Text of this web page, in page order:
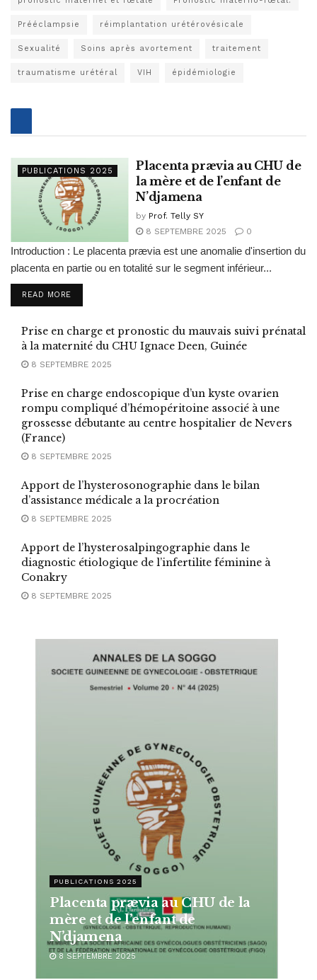
Prééclampsie réimplantation urétérovésicale
Sexualité Soins après avortement traitement
traumatisme urétéral VIH épidémiologie
PUBLICATIONS 2025
Placenta prævia au CHU de
la mère et de l’enfant de
N’djamena
by Prof. Telly SY
8 SEPTEMBRE 2025
0
Introduction : Le placenta prævia est une anomalie d'insertion du
placenta en partie ou en totalité sur le segment inférieur...
READ MORE
Prise en charge et pronostic du mauvais suivi prénatal
à la maternité du CHU Ignace Deen, Guinée
8 SEPTEMBRE 2025
Prise en charge endoscopique d’un kyste ovarien
rompu compliqué d’hémopéritoine associé à une
grossesse débutante au centre hospitalier de Nevers
(France)
8 SEPTEMBRE 2025
Apport de l’hysterosonographie dans le bilan
d’assistance médicale a la procréation
8 SEPTEMBRE 2025
Apport de l’hysterosalpingographie dans le
diagnostic étiologique de l’infertilite féminine à
Conakry
8 SEPTEMBRE 2025
PUBLICATIONS 2025
Placenta prævia au CHU de la
mère et de l’enfant de
N’djamena
8 SEPTEMBRE 2025